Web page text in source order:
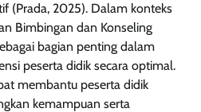
(Prada, 2025). Dalam konteks
Bimbingan dan Konseling
bagian penting dalam
peserta didik secara optimal.
membantu peserta didik
kemampuan serta